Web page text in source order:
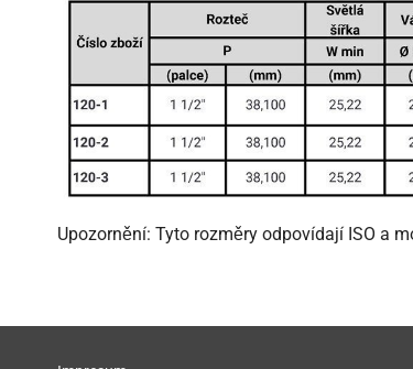
Upozornění: Tyto rozměry odpovídají ISO a